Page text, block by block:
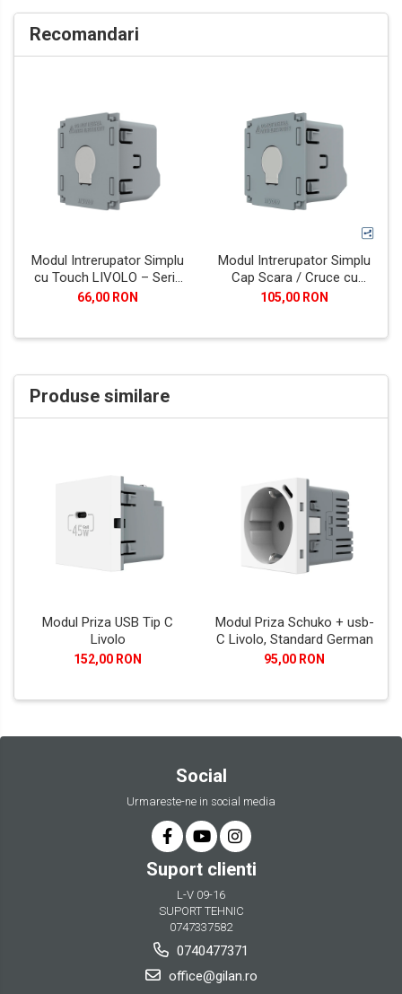
Recomandari
Modul Intrerupator Simplu
cu Touch LIVOLO – Serie
Noua
66,00 RON
Modul Intrerupator Simplu
Cap Scara / Cruce cu
Touch LIVOLO – Serie
105,00 RON
Produse similare
Modul Priza USB Tip C
Livolo
152,00 RON
Modul Priza Schuko + usb-
C Livolo, Standard German
95,00 RON
Social
Urmareste-ne in social media
Suport clienti
L-V 09-16
SUPORT TEHNIC
0747337582
0740477371
office@gilan.ro